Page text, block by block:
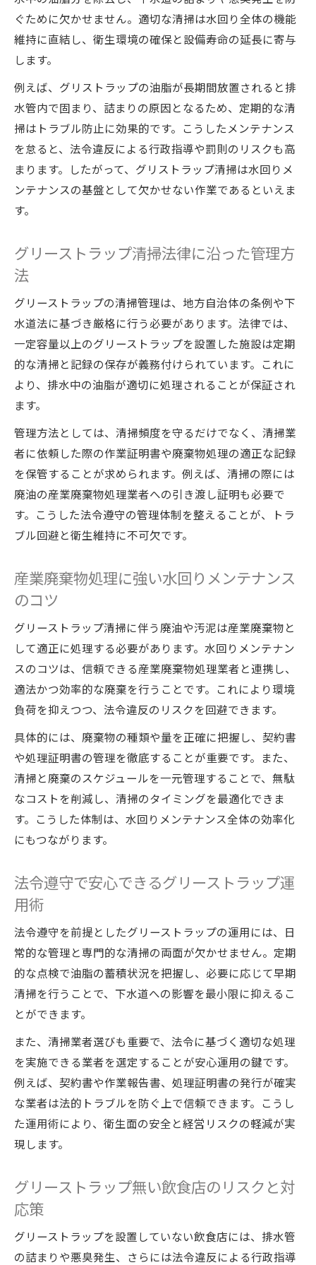
ぐために欠かせません。適切な清掃は水回り全体の機能
維持に直結し、衛生環境の確保と設備寿命の延長に寄与
します。
例えば、グリストラップの油脂が長期間放置されると排
水管内で固まり、詰まりの原因となるため、定期的な清
掃はトラブル防止に効果的です。こうしたメンテナンス
を怠ると、法令違反による行政指導や罰則のリスクも高
まります。したがって、グリストラップ清掃は水回りメ
ンテナンスの基盤として欠かせない作業であるといえま
す。
グリーストラップ清掃法律に沿った管理方
法
グリーストラップの清掃管理は、地方自治体の条例や下
水道法に基づき厳格に行う必要があります。法律では、
一定容量以上のグリーストラップを設置した施設は定期
的な清掃と記録の保存が義務付けられています。これに
より、排水中の油脂が適切に処理されることが保証され
ます。
管理方法としては、清掃頻度を守るだけでなく、清掃業
者に依頼した際の作業証明書や廃棄物処理の適正な記録
を保管することが求められます。例えば、清掃の際には
廃油の産業廃棄物処理業者への引き渡し証明も必要で
す。こうした法令遵守の管理体制を整えることが、トラ
ブル回避と衛生維持に不可欠です。
産業廃棄物処理に強い水回りメンテナンス
のコツ
グリーストラップ清掃に伴う廃油や汚泥は産業廃棄物と
して適正に処理する必要があります。水回りメンテナン
スのコツは、信頼できる産業廃棄物処理業者と連携し、
適法かつ効率的な廃棄を行うことです。これにより環境
負荷を抑えつつ、法令違反のリスクを回避できます。
具体的には、廃棄物の種類や量を正確に把握し、契約書
や処理証明書の管理を徹底することが重要です。また、
清掃と廃棄のスケジュールを一元管理することで、無駄
なコストを削減し、清掃のタイミングを最適化できま
す。こうした体制は、水回りメンテナンス全体の効率化
にもつながります。
法令遵守で安心できるグリーストラップ運
用術
法令遵守を前提としたグリーストラップの運用には、日
常的な管理と専門的な清掃の両面が欠かせません。定期
的な点検で油脂の蓄積状況を把握し、必要に応じて早期
清掃を行うことで、下水道への影響を最小限に抑えるこ
とができます。
また、清掃業者選びも重要で、法令に基づく適切な処理
を実施できる業者を選定することが安心運用の鍵です。
例えば、契約書や作業報告書、処理証明書の発行が確実
な業者は法的トラブルを防ぐ上で信頼できます。こうし
た運用術により、衛生面の安全と経営リスクの軽減が実
現します。
グリーストラップ無い飲食店のリスクと対
応策
グリーストラップを設置していない飲食店には、排水管
の詰まりや悪臭発生、さらには法令違反による行政指導